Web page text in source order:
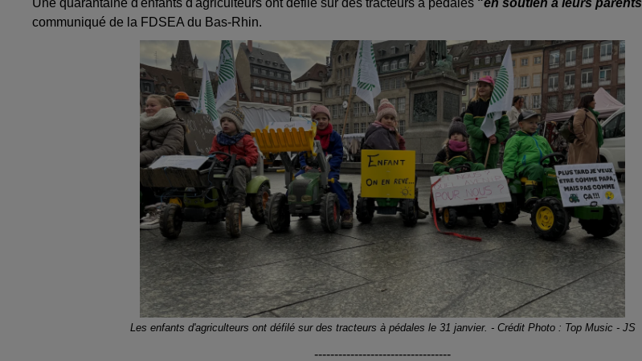
communiqué de la FDSEA du Bas-Rhin.
Les enfants d'agriculteurs ont défilé sur des tracteurs à pédales le 31 janvier. - Crédit Photo : Top Music - JS
----------------------------------